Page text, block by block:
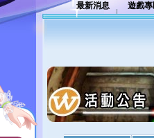
最新消息 遊戲